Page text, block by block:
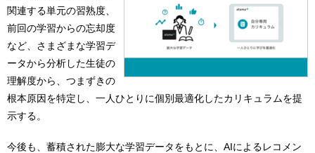
関連する単元の習熟度、
前回の学習からの忘却度
など、さまざまな学習デ
ータから分析した生徒の
理解度から、つまずきの
根本原因を特定し、一人ひとりに個別最適化したカリキュラムを提
示する。
今後も、蓄積された膨大な学習データをもとに、AIによるレコメン